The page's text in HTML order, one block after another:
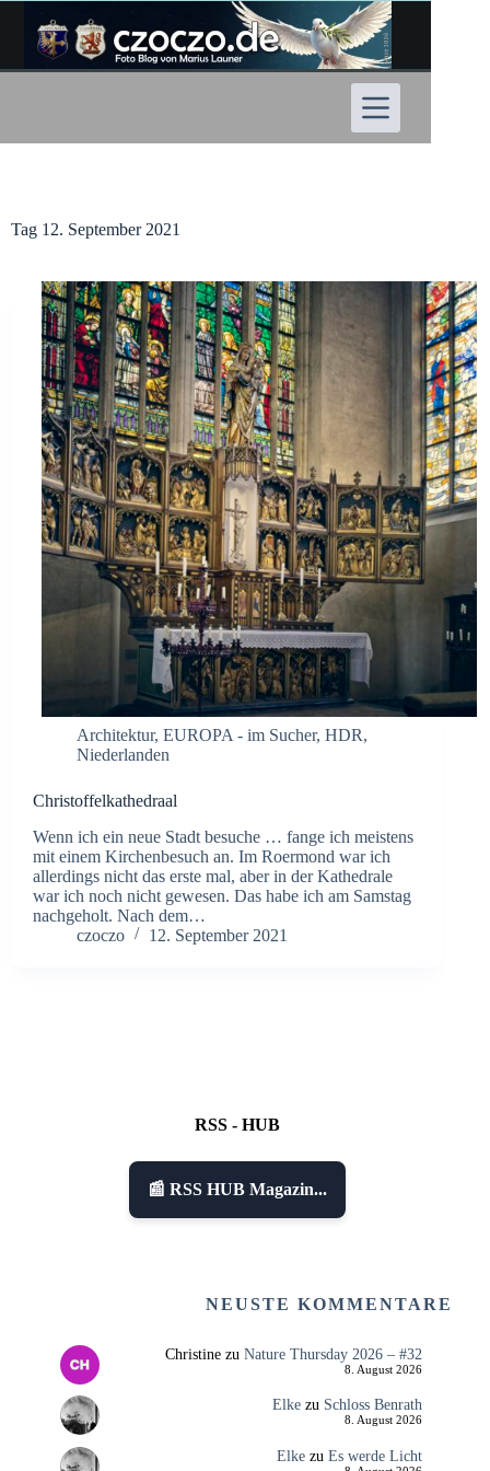
Inhalt
springen
Tag 12. September 2021
Architektur, EUROPA - im Sucher, HDR,
Niederlanden
Christoffelkathedraal
Wenn ich ein neue Stadt besuche … fange ich meistens
mit einem Kirchenbesuch an. Im Roermond war ich
allerdings nicht das erste mal, aber in der Kathedrale
war ich noch nicht gewesen. Das habe ich am Samstag
nachgeholt. Nach dem…
czoczo
12. September 2021
RSS - HUB
📰 RSS HUB Magazin...
NEUSTE KOMMENTARE
Christinezu Nature Thursday 2026 – #32
8. August 2026
Elkezu Schloss Benrath
8. August 2026
Elkezu Es werde Licht